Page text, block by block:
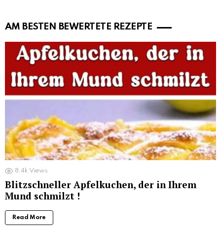
AM BESTEN BEWERTETE REZEPTE
8.4k Views
Blitzschneller Apfelkuchen, der in Ihrem
Mund schmilzt !
Read More